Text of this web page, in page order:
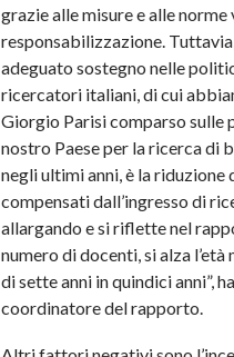
grazie alle misure e alle
responsabilizzazione.
adeguato sostegno nelle
ricercatori italiani, di cui
Giorgio Parisi comparso sulle
nostro Paese per la ricerca di
negli ultimi anni, è la riduzione
compensati dall’ingresso di
allargando e si riflette nel
numero di docenti, si alza
di sette anni in quindici anni”,
coordinatore del rapporto.